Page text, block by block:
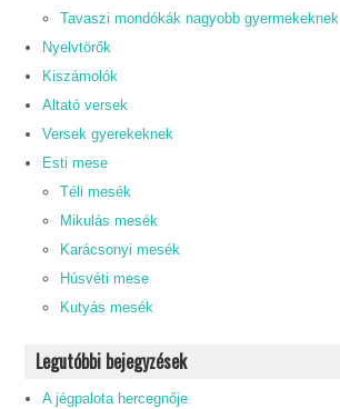
Tavaszi mondókák nagyobb gyermekeknek
Nyelvtörők
Kiszámolók
Altató versek
Versek gyerekeknek
Esti mese
Téli mesék
Mikulás mesék
Karácsonyi mesék
Húsvéti mese
Kutyás mesék
Legutóbbi bejegyzések
A jégpalota hercegnője